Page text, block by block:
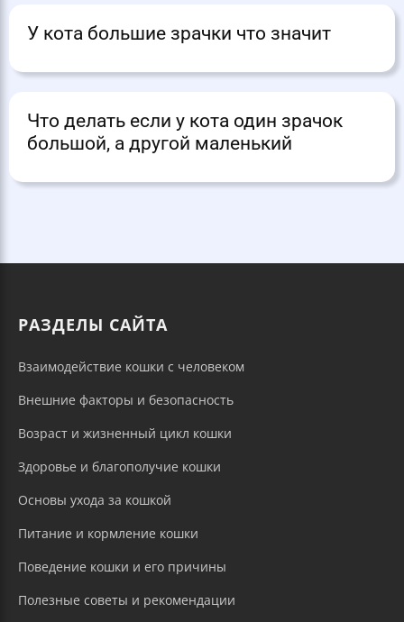
У кота большие зрачки что значит
Что делать если у кота один зрачок
большой, а другой маленький
РАЗДЕЛЫ САЙТА
Взаимодействие кошки с человеком
Внешние факторы и безопасность
Возраст и жизненный цикл кошки
Здоровье и благополучие кошки
Основы ухода за кошкой
Питание и кормление кошки
Поведение кошки и его причины
Полезные советы и рекомендации